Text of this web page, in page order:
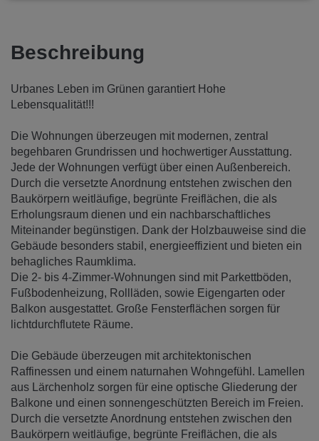
Beschreibung
Urbanes Leben im Grünen garantiert Hohe
Lebensqualität!!!
Die Wohnungen überzeugen mit modernen, zentral
begehbaren Grundrissen und hochwertiger Ausstattung.
Jede der Wohnungen verfügt über einen Außenbereich.
Durch die versetzte Anordnung entstehen zwischen den
Baukörpern weitläufige, begrünte Freiflächen, die als
Erholungsraum dienen und ein nachbarschaftliches
Miteinander begünstigen. Dank der Holzbauweise sind die
Gebäude besonders stabil, energieeffizient und bieten ein
behagliches Raumklima.
Die 2- bis 4-Zimmer-Wohnungen sind mit Parkettböden,
Fußbodenheizung, Rollläden, sowie Eigengarten oder
Balkon ausgestattet. Große Fensterflächen sorgen für
lichtdurchflutete Räume.
Die Gebäude überzeugen mit architektonischen
Raffinessen und einem naturnahen Wohngefühl. Lamellen
aus Lärchenholz sorgen für eine optische Gliederung der
Balkone und einen sonnengeschützten Bereich im Freien.
Durch die versetzte Anordnung entstehen zwischen den
Baukörpern weitläufige, begrünte Freiflächen, die als